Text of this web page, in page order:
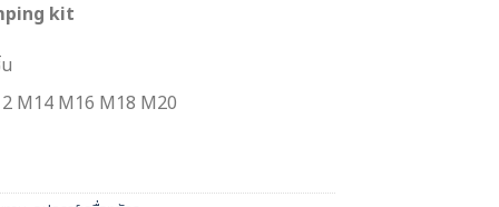
kit
M14 M16 M18 M20